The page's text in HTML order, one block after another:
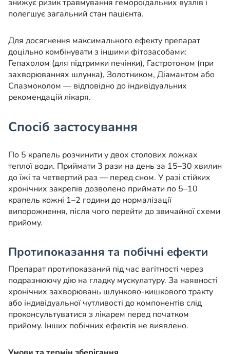
знижує ризик травмування гемороїдальних вузлів і
полегшує загальний стан пацієнта.
Для досягнення максимального ефекту препарат
доцільно комбінувати з іншими фітозасобами:
Гепахолом (для підтримки печінки), Гастротоном (при
захворюваннях шлунка), Золотником, Діамантом або
Спазмоколом — відповідно до індивідуальних
рекомендацій лікаря.
Спосіб застосування
По 5 крапель розчинити у двох столових ложках
теплої води. Приймати 3 рази на день за 15–30 хвилин
до їжі та четвертий раз — перед сном. У разі стійких
хронічних закрепів дозволено приймати по 5–10
крапель кожні 1–2 години до нормалізації
випорожнення, після чого перейти до звичайної схеми
прийому.
Протипоказання та побічні ефекти
Препарат протипоказаний під час вагітності через
подразнюючу дію на гладку мускулатуру. За наявності
хронічних захворювань шлунково-кишкового тракту
або індивідуальної чутливості до компонентів слід
проконсультуватися з лікарем перед початком
прийому. Інших побічних ефектів не виявлено.